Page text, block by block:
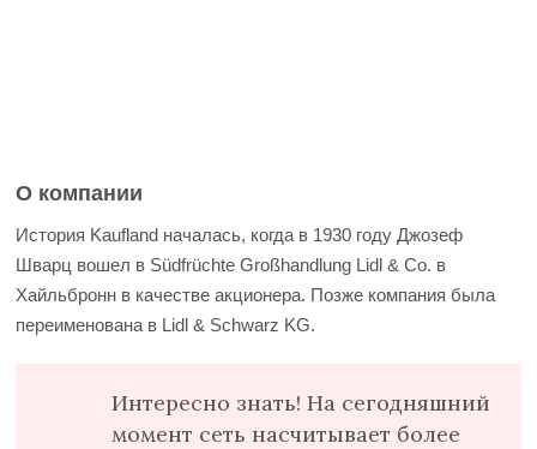
О компании
История Kaufland началась, когда в 1930 году Джозеф
Шварц вошел в Südfrüchte Großhandlung Lidl & Co. в
Хайльбронн в качестве акционера. Позже компания была
переименована в Lidl & Schwarz KG.
Интересно знать! На сегодняшний
момент сеть насчитывает более